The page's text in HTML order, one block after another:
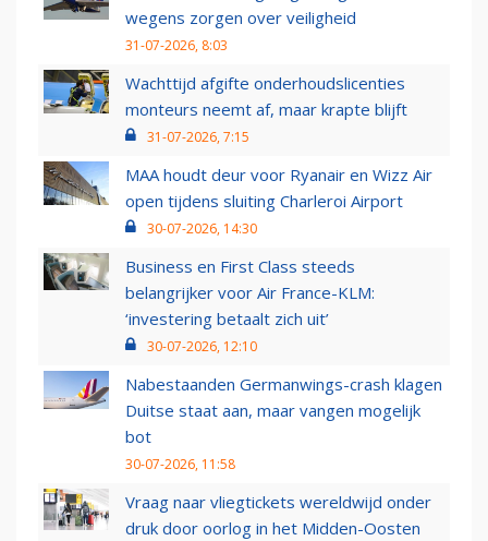
wegens zorgen over veiligheid
31-07-2026, 8:03
Wachttijd afgifte onderhoudslicenties
monteurs neemt af, maar krapte blijft
31-07-2026, 7:15
MAA houdt deur voor Ryanair en Wizz Air
open tijdens sluiting Charleroi Airport
30-07-2026, 14:30
Business en First Class steeds
belangrijker voor Air France-KLM:
‘investering betaalt zich uit’
30-07-2026, 12:10
Nabestaanden Germanwings-crash klagen
Duitse staat aan, maar vangen mogelijk
bot
30-07-2026, 11:58
Vraag naar vliegtickets wereldwijd onder
druk door oorlog in het Midden-Oosten